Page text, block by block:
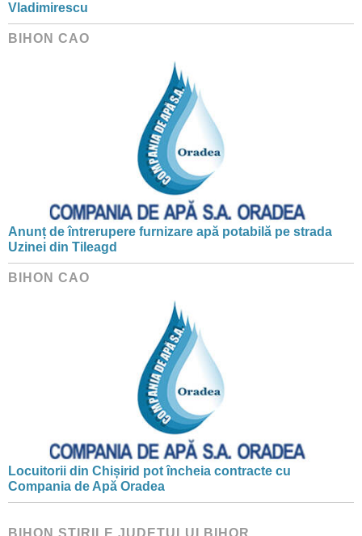
Vladimirescu
BIHON CAO
Anunț de întrerupere furnizare apă potabilă pe strada
Uzinei din Tileagd
BIHON CAO
Locuitorii din Chișirid pot încheia contracte cu
Compania de Apă Oradea